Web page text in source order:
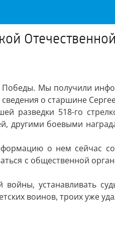
Победы. Мы получили
о старшине
518-го
другими боевыми
о нем сейчас
с общественной
войны, устанавливать
воинов, троих уже